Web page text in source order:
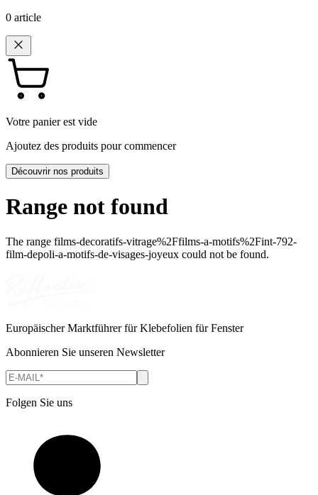
0 article
Votre panier est vide
Ajoutez des produits pour commencer
Découvrir nos produits
Range not found
The range films-decoratifs-vitrage%2Ffilms-a-motifs%2Fint-792-
film-depoli-a-motifs-de-visages-joyeux could not be found.
Europäischer Marktführer für Klebefolien für Fenster
Abonnieren Sie unseren Newsletter
Folgen Sie uns